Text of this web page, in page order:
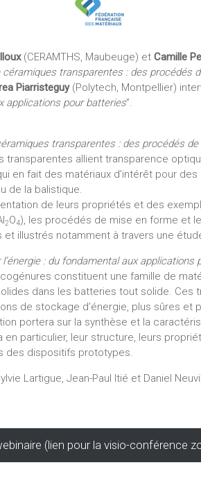
(CERAMTHS, Maubeuge) et Camille
céramiques transparentes : des procédés
Piarristeguy(Polytech, Montpellier)
applications pour batteries”.
transparentes : des procédés
transparentes allient transparence
en fait des matériaux d’intérêt pour
de la balistique.
de leurs propriétés et des
2O4), les procédés de mise en forme et
et illustrés notamment à travers une
: du fondamental aux applications
constituent une famille de
dans les batteries tout solide. Ces
de stockage d’énergie, plus sûres et
portera sur la synthèse et la
en particulier, leur structure, leurs
des dispositifs prototypes.
Lartigue, Jean-Paul Itié et Daniel
(lien pour la visio-conférence